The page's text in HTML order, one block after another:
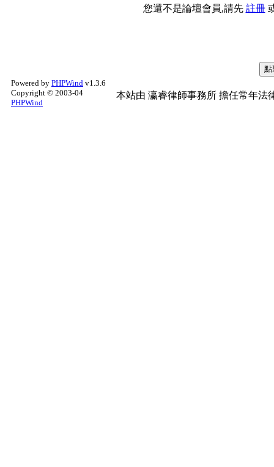
您還不是論壇會員,請先 註冊
Powered by PHPWind v1.3.6
Copyright © 2003-04
PHPWind
本站由 瀛睿律師事務所 擔任常年法